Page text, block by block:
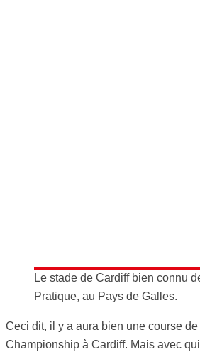
Le stade de Cardiff bien connu
Pratique, au Pays de Galles.
Ceci dit, il y a aura bien une course
Championship à Cardiff. Mais avec